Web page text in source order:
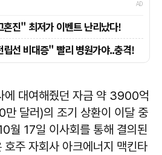
에 대여해줬던 자금 약 3900억
달러)의 조기 상환이 이달 중
월 17일 이사회를 통해 결의된
호주 자회사 아크에너지 맥킨타